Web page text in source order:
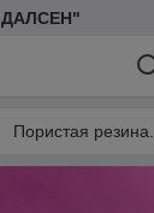
Пористая